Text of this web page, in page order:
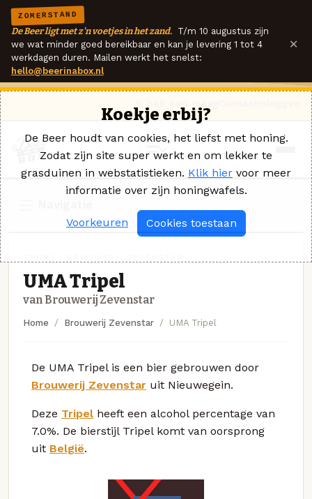
ZOMERSTAND
De Beer ligt met z'n voetjes in het zand. T/m 10 augustus zijn
we wat minder goed bereikbaar en kan je levering 1 tot 4
werkdagen duren. Mailen werkt het snelst:
hello@beerinabox.nl
×
UMA Tripel
van Brouwerij Zevenstar
Home Brouwerij Zevenstar UMA Tripel
De UMA Tripel is een bier gebrouwen door
Brouwerij Zevenstar uit Nieuwegein.
Deze Tripel heeft een alcohol percentage van
7.0%. De bierstijl Tripel komt van oorsprong
uit België.
Koekje erbij?
De Beer houdt van cookies, het liefst met honing.
Zodat zijn site super werkt en om lekker te
grasduinen in webstatistieken. Klik hier voor meer
informatie over zijn honingwafels.
Voorkeuren Cookies toestaan